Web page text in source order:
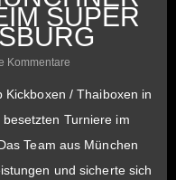
SUPER
Kommentare
/ Thaiboxen in
Turniere im
Team aus München
und sicherte sich